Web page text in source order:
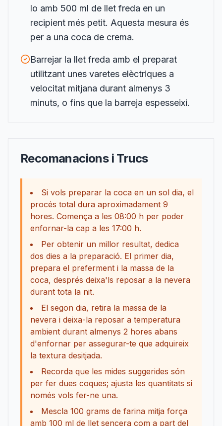
lo amb 500 ml de llet freda en un
recipient més petit. Aquesta mesura és
per a una coca de crema.
Barrejar la llet freda amb el preparat
utilitzant unes varetes elèctriques a
velocitat mitjana durant almenys 3
minuts, o fins que la barreja espesseixi.
Recomanacions i Trucs
Si vols preparar la coca en un sol dia, el
procés total dura aproximadament 9
hores. Comença a les 08:00 h per poder
enfornar-la cap a les 17:00 h.
Per obtenir un millor resultat, dedica
dos dies a la preparació. El primer dia,
prepara el preferment i la massa de la
coca, després deixa'ls reposar a la nevera
durant tota la nit.
El segon dia, retira la massa de la
nevera i deixa-la reposar a temperatura
ambient durant almenys 2 hores abans
d'enfornar per assegurar-te que adquireix
la textura desitjada.
Recorda que les mides suggerides són
per fer dues coques; ajusta les quantitats si
només vols fer-ne una.
Mescla 100 grams de farina mitja força
amb 100 ml de llet sencera com a part del